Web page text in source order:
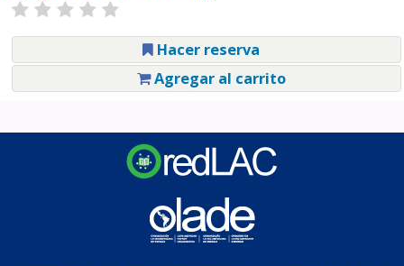
Hacer reserva
Agregar al carrito